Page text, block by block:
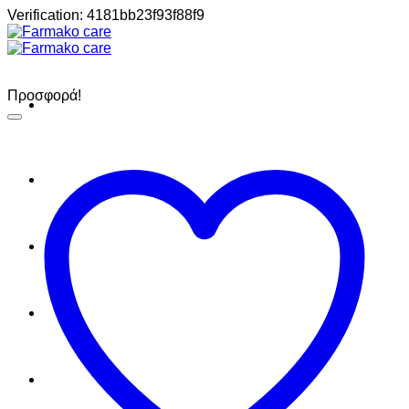
Verification: 4181bb23f93f88f9Μετάβαση
Shop
About
Contact
Προσφορά!